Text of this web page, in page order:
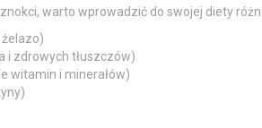
warto wprowadzić do swojej diety
i zdrowych tłuszczów)
witamin i minerałów)